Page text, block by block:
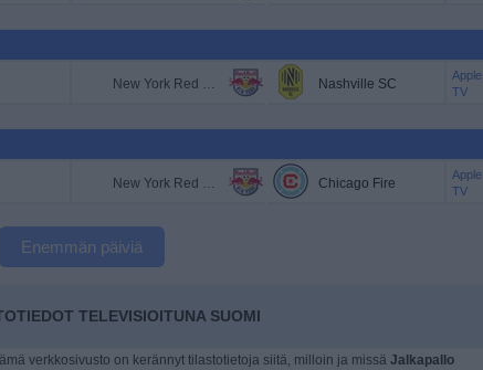
New York Red Bulls Nashville SC
Apple
TV
New York Red Bulls Chicago Fire
Apple
TV
Enemmän päiviä
TELEVISIOITUNA SUOMI
verkkosivusto on kerännyt tilastotietoja siitä, milloin ja missä Jalkapallo